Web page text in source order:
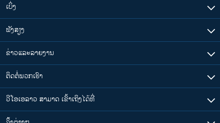
ເບິ່ງ
ຟັງສຽງ
ຂ່າວແລະລາຍງານ
ຕິດຕໍ່ພວກເຮົາ
ວີໂອເອລາວ ສາມາດ ເຂົ້າເຖິງໄດ້ທີ່